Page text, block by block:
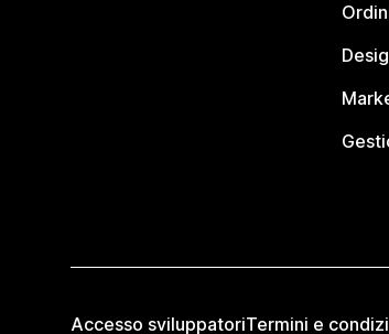
Accesso sviluppatoriTermini e